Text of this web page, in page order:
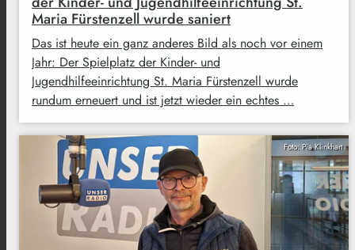
Maria Fürstenzell wurde saniert
Das ist heute ein ganz anderes Bild als noch vor einem
Jahr: Der Spielplatz der Kinder- und
Jugendhilfeeinrichtung St. Maria Fürstenzell wurde
rundum erneuert und ist jetzt wieder ein echtes …
Foto: Pia Klinkhart